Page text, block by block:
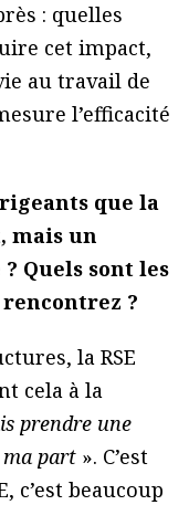
: quelles
cet impact,
au travail de
l’efficacité
que la
mais un
Quels sont les
?
la RSE
cela à la
prendre une
part ». C’est
c’est beaucoup